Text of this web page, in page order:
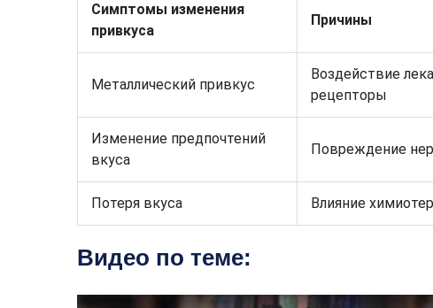
Симптомы изменения
привкуса
Причины
Металлический привкус
Воздействие
рецепторы
Изменение предпочтений
вкуса
Повреждение
Потеря вкуса Влияние
Видео по теме: